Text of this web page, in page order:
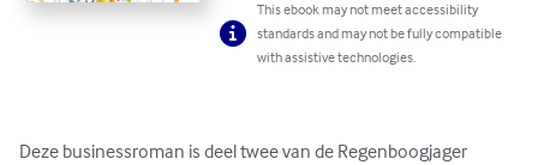
This ebook may not meet accessibility
standards and may not be fully compatible
with assistive technologies.
Deze businessroman is deel twee van de Regenboogjager